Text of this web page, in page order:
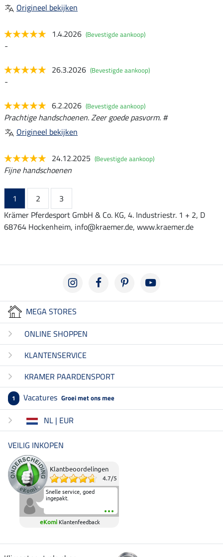
Origineel bekijken
1.4.2026 (Bevestigde aankoop)
-
26.3.2026 (Bevestigde aankoop)
-
6.2.2026 (Bevestigde aankoop)
Prachtige handschoenen. Zeer goede pasvorm. #
Origineel bekijken
24.12.2025 (Bevestigde aankoop)
Fijne handschoenen
1 2
3
Krämer Pferdesport GmbH & Co. KG, 4. Industriestr. 1 + 2, D
68764 Hockenheim, info@kraemer.de, www.kraemer.de
MEGA STORES
ONLINE SHOPPEN
KLANTENSERVICE
KRAMER PAARDENSPORT
1 Vacatures Groei met ons mee
NL | EUR
VEILIG INKOPEN
Klantbeoordelingen
4.7/5
Snelle service, goed
ingepakt.
eKomi Klantenfeedback